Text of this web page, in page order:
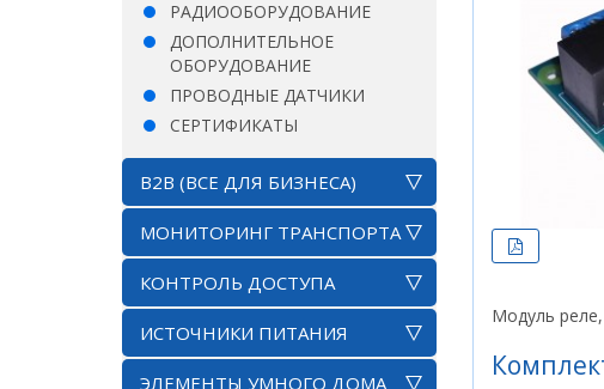
РАДИООБОРУДОВАНИЕ
ДОПОЛНИТЕЛЬНОЕ
ОБОРУДОВАНИЕ
ПРОВОДНЫЕ ДАТЧИКИ
СЕРТИФИКАТЫ
B2B (ВСЕ ДЛЯ БИЗНЕСА)
МОНИТОРИНГ ТРАНСПОРТА
КОНТРОЛЬ ДОСТУПА
ИСТОЧНИКИ ПИТАНИЯ
ЭЛЕМЕНТЫ УМНОГО ДОМА
Модуль